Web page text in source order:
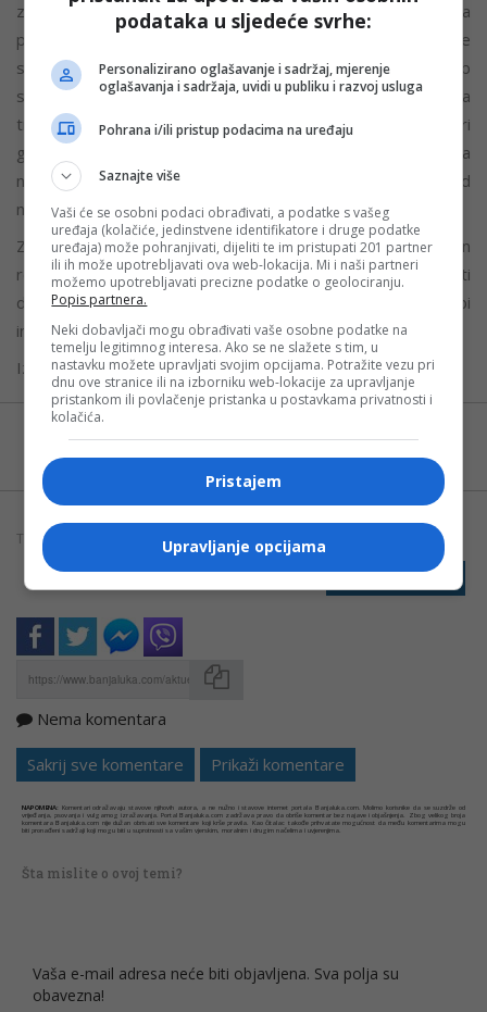
zemalja koje nisu članice EU, a kojima nije potrebna viza za
putovanje u šengenski prostor, zatražiti autorizaciju prije
samog putovanja putem jednostavne procedure na veb
stranici ili mobilnoj aplikaciji ETIAS, uz uplatu takse koja
trenutno iznosi 20 evra. Autorizacija ETIAS-a važiće tri
godine ili do isteka važećeg putnog dokumenta, zavisno šta
nastupi prije. Većina zahtjeva biće obrađena u roku od
nekoliko minuta – napomenuo je on.
Zamjenik direktora Granične policije BiH Ensad Korman
rekao je da BiH ne primjenjuje ovaj sistem, ali će nastojati
da upozna građane sa promjenama koje donosi EES kako bi
imali što manje neprijatnosti na granicama.
Izvor: Agencije
Možete nas pratiti i putem aplikacije za
Android
TAGOVI: GRANIČNI PRELAZ HRVATSKA
PRIJAVI GREŠKU
Nema komentara
Sakrij sve komentare Prikaži komentare
NAPOMENA: Komentari odražavaju stavove njihovih autora, a ne nužno i stavove internet portala Banjaluka.com. Molimo korisnike da se suzdrže od
vrijeđanja, psovanja i vulgarnog izražavanja. Portal Banjaluka.com zadržava pravo da obriše komentar bez najave i objašnjenja. Zbog velikog broja
komentara Banjaluka.com nije dužan obrisati sve komentare koji krše pravila. Kao čitalac takođe prihvatate mogućnost da među komentarima mogu
biti pronađeni sadržaji koji mogu biti u suprotnosti sa vašim vjerskim, moralnim i drugim načelima i uvjerenjima.
Šta mislite o ovoj temi?
Vaša e-mail adresa neće biti objavljena. Sva polja su
obavezna!
podataka u sljedeće svrhe:
Personalizirano oglašavanje i sadržaj, mjerenje
oglašavanja i sadržaja, uvidi u publiku i razvoj usluga
Pohrana i/ili pristup podacima na uređaju
Saznajte više
Vaši će se osobni podaci obrađivati, a podatke s vašeg
uređaja (kolačiće, jedinstvene identifikatore i druge podatke
uređaja) može pohranjivati, dijeliti te im pristupati 201 partner
ili ih može upotrebljavati ova web-lokacija. Mi i naši partneri
možemo upotrebljavati precizne podatke o geolociranju.
Popis partnera.
Neki dobavljači mogu obrađivati vaše osobne podatke na
temelju legitimnog interesa. Ako se ne slažete s tim, u
nastavku možete upravljati svojim opcijama. Potražite vezu pri
dnu ove stranice ili na izborniku web-lokacije za upravljanje
pristankom ili povlačenje pristanka u postavkama privatnosti i
kolačića.
Pristajem
Upravljanje opcijama